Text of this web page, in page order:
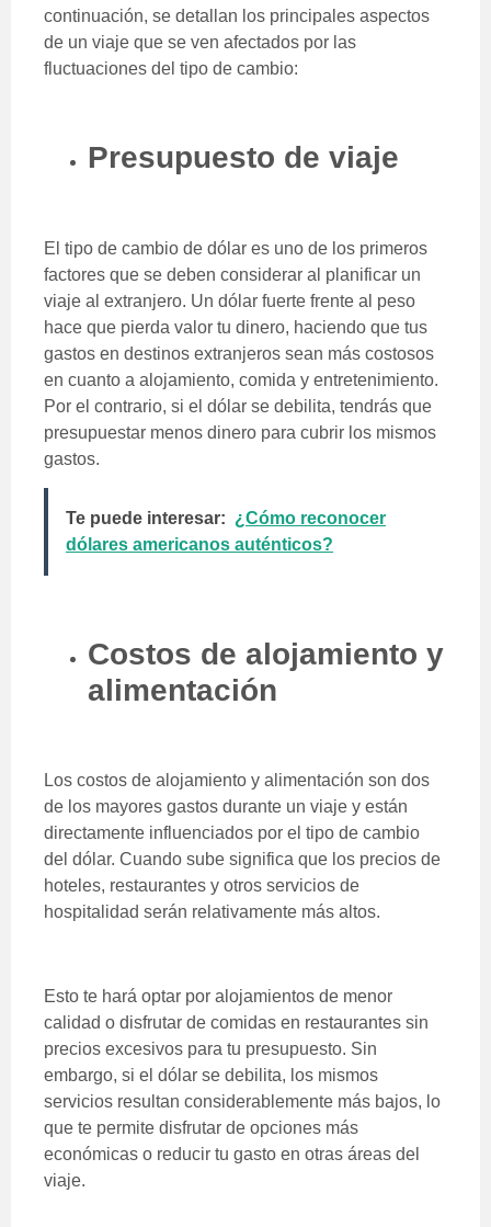
continuación, se detallan los principales aspectos
de un viaje que se ven afectados por las
fluctuaciones del tipo de cambio:
Presupuesto de viaje
El tipo de cambio de dólar es uno de los primeros
factores que se deben considerar al planificar un
viaje al extranjero. Un dólar fuerte frente al peso
hace que pierda valor tu dinero, haciendo que tus
gastos en destinos extranjeros sean más costosos
en cuanto a alojamiento, comida y entretenimiento.
Por el contrario, si el dólar se debilita, tendrás que
presupuestar menos dinero para cubrir los mismos
gastos.
Te puede interesar: ¿Cómo reconocer
dólares americanos auténticos?
Costos de alojamiento y
alimentación
Los costos de alojamiento y alimentación son dos
de los mayores gastos durante un viaje y están
directamente influenciados por el tipo de cambio
del dólar. Cuando sube significa que los precios de
hoteles, restaurantes y otros servicios de
hospitalidad serán relativamente más altos.
Esto te hará optar por alojamientos de menor
calidad o disfrutar de comidas en restaurantes sin
precios excesivos para tu presupuesto. Sin
embargo, si el dólar se debilita, los mismos
servicios resultan considerablemente más bajos, lo
que te permite disfrutar de opciones más
económicas o reducir tu gasto en otras áreas del
viaje.